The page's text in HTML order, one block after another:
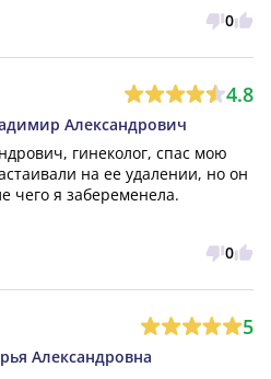
0
4.8
Александрович
гинеколог, спас мою
на ее удалении, но он
чего я забеременела.
0
5
Александровна